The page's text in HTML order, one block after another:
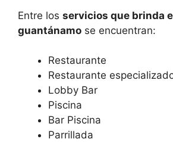
Entre los servicios que brinda
guantánamo se encuentran:
Restaurante
Restaurante
Lobby Bar
Piscina
Bar Piscina
Parrillada